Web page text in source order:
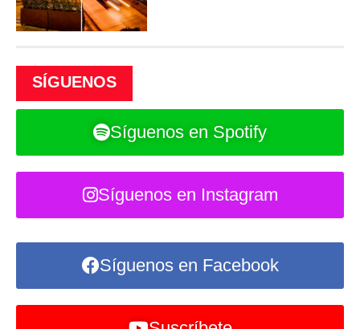
SÍGUENOS
Síguenos en Spotify
Síguenos en Instagram
Síguenos en Facebook